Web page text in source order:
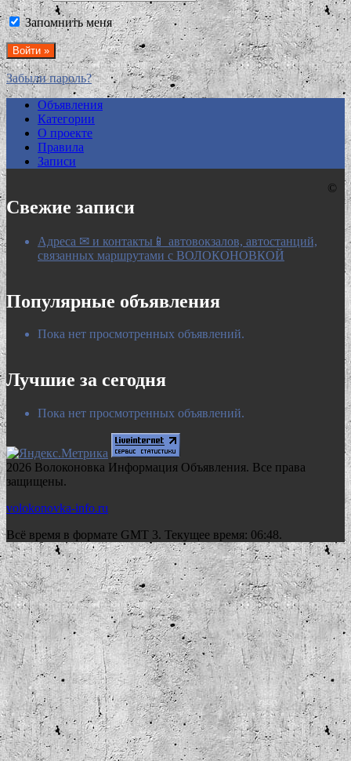
Запомнить меня
Забыли пароль?
Объявления
Категории
О проекте
Правила
Записи
Свежие записи
Адреса ✉ и контакты📱 автовокзалов, автостанций,
связанных маршрутами с ВОЛОКОНОВКОЙ
Популярные объявления
Пока нет просмотренных объявлений.
Лучшие за сегодня
Пока нет просмотренных объявлений.
©
2026 Волоконовка Информация Объявления. Все права
защищены.
volokonovka-info.ru
Всё время в формате GMT 3. Текущее время: 06:48.